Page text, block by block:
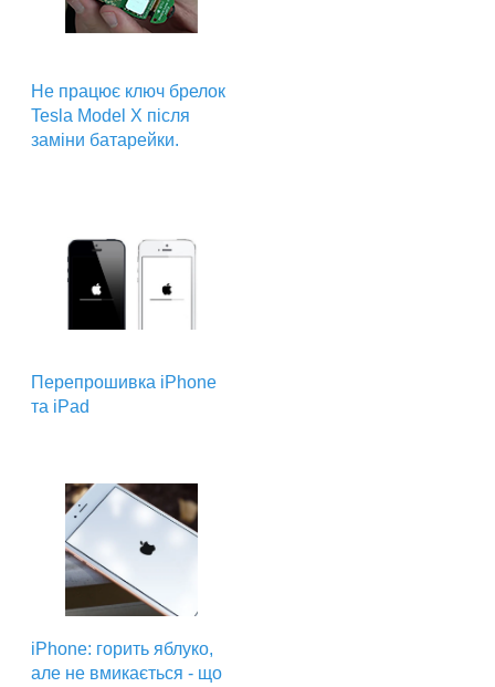
Не працює ключ брелок
Tesla Model X після
заміни батарейки.
Перепрошивка iPhone
та iPad
iPhone: горить яблуко,
але не вмикається - що